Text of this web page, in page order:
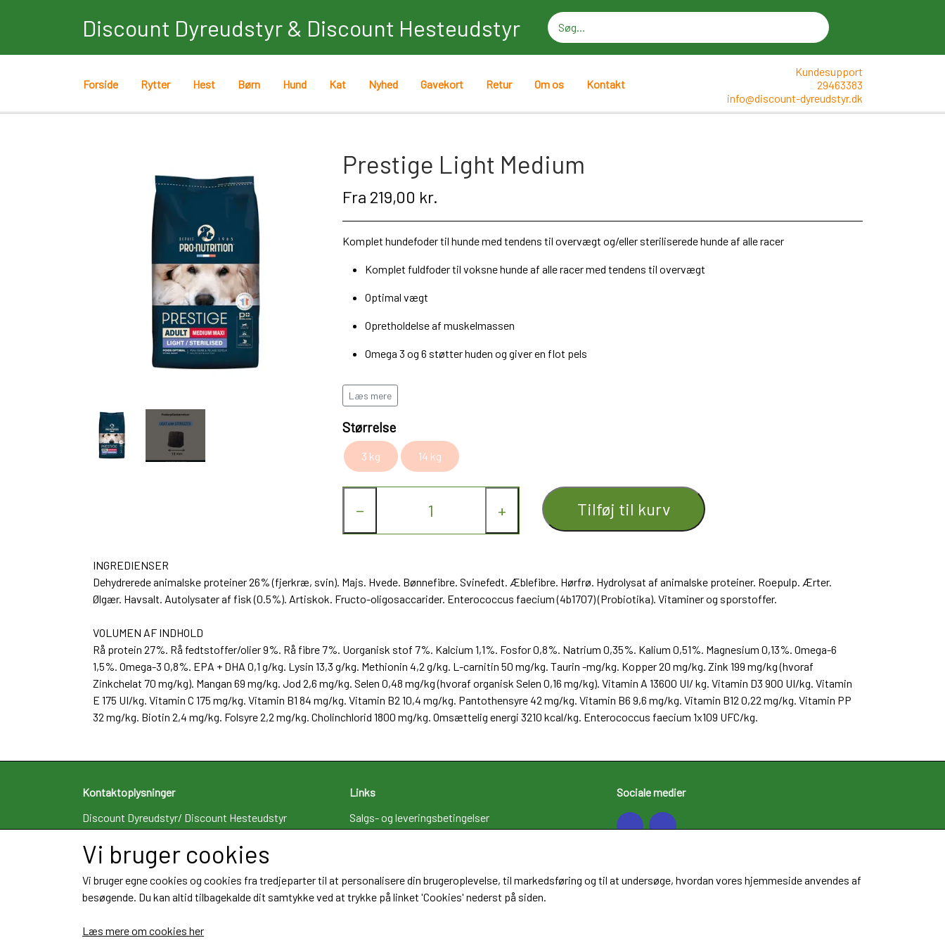
Discount Dyreudstyr & Discount Hesteudstyr
Forside Rytter Hest Børn Hund Kat Nyhed Gavekort Retur Om os Kontakt
Kundesupport
29463383
info@discount-dyreudstyr.dk
Prestige Light Medium
Fra 219,00 kr.
Komplet hundefoder til hunde med tendens til overvægt og/eller steriliserede hunde af alle racer
Komplet fuldfoder til voksne hunde af alle racer med tendens til overvægt
Optimal vægt
Opretholdelse af muskelmassen
Omega 3 og 6 støtter huden og giver en flot pels
Præbiotika samt letfordøjelige ingredienser medvirker til en god mave- og tarmfunktion
Giver god mæthedsfornemmelse
Har du en hund der har svært ved at holde vægten nede, eller har behov for at gå ned i vægt er Prestige Light
og/eller steriliseret det rigtige valg.
tildeles alle voksne hunde med vægtudfordringer, også steriliseret og kastrerede hunde.
Læs mere
Størrelse
3 kg 14 kg
− + Tilføj til kurv
INGREDIENSER
Dehydrerede animalske proteiner 26% (fjerkræ, svin). Majs. Hvede. Bønnefibre. Svinefedt. Æblefibre. Hørfrø. Hydrolysat af animalske proteiner. Roepulp. Ærter.
Ølgær. Havsalt. Autolysater af fisk (0.5%). Artiskok. Fructo-oligosaccarider. Enterococcus faecium (4b1707) (Probiotika). Vitaminer og sporstoffer.
VOLUMEN AF INDHOLD
Rå protein 27%. Rå fedtstoffer/olier 9%. Rå fibre 7%. Uorganisk stof 7%. Kalcium 1,1%. Fosfor 0,8%. Natrium 0,35%. Kalium 0,51%. Magnesium 0,13%. Omega-6
1,5%. Omega-3 0,8%. EPA + DHA 0,1 g/kg. Lysin 13,3 g/kg. Methionin 4,2 g/kg. L-carnitin 50 mg/kg. Taurin -mg/kg. Kopper 20 mg/kg. Zink 199 mg/kg (hvoraf
Zinkchelat 70 mg/kg). Mangan 69 mg/kg. Jod 2,6 mg/kg. Selen 0,48 mg/kg (hvoraf organisk Selen 0,16 mg/kg). Vitamin A 13600 UI/ kg. Vitamin D3 900 UI/kg. Vitamin
E 175 UI/kg. Vitamin C 175 mg/kg. Vitamin B1 84 mg/kg. Vitamin B2 10,4 mg/kg. Pantothensyre 42 mg/kg. Vitamin B6 9,6 mg/kg. Vitamin B12 0,22 mg/kg. Vitamin PP
32 mg/kg. Biotin 2,4 mg/kg. Folsyre 2,2 mg/kg. Cholinchlorid 1800 mg/kg. Omsættelig energi 3210 kcal/kg. Enterococcus faecium 1x109 UFC/kg.
Kontaktoplysninger
Discount Dyreudstyr/ Discount Hesteudstyr
V/ RC Foder I/S
Algade 12B st.
4660 St. Heddinge
Telefon: 29463383
Links
Salgs- og leveringsbetingelser
Cookies
Om os
Kontakt
Sociale medier
Vi bruger cookies
Vi bruger egne cookies og cookies fra tredjeparter til at personalisere din brugeroplevelse, til markedsføring og til at undersøge, hvordan vores hjemmeside anvendes af
besøgende. Du kan altid tilbagekalde dit samtykke ved at trykke på linket 'Cookies' nederst på siden.
Læs mere om cookies her